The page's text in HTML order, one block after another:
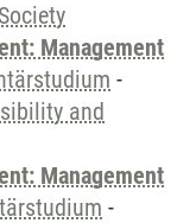
Management
-
and
Management
-